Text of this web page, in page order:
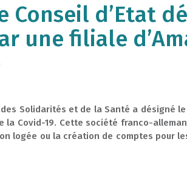
Conseil d’Etat
une filiale
des Solidarités et de la Santé a
Covid-19. Cette société franco-
logée ou la création de comptes pour